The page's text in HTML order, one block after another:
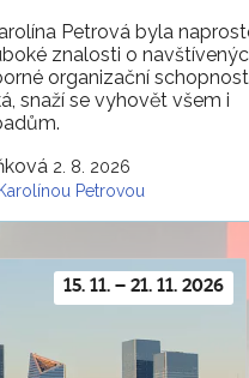
Petrová byla
znalosti o
organizační
snaží se vyhovět všem i
2. 8. 2026
Karolínou Petrovou
15. 11. – 21. 11. 2026